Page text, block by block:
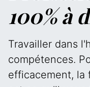
100% à
Travailler dans
compétences.
efficacement, la